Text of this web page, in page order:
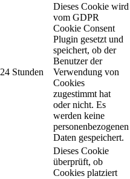
24 Stunden
Dieses Cookie wird
vom GDPR
Cookie Consent
Plugin gesetzt und
speichert, ob der
Benutzer der
Verwendung von
Cookies
zugestimmt hat
oder nicht. Es
werden keine
personenbezogenen
Daten gespeichert.
Dieses Cookie
überprüft, ob
Cookies platziert